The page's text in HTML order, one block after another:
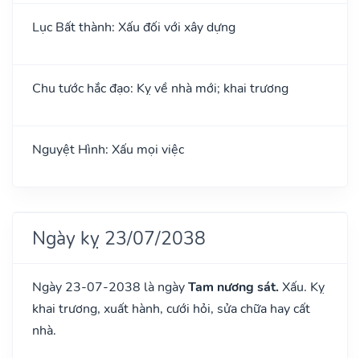
Lục Bất thành: Xấu đối với xây dựng
Chu tước hắc đạo: Kỵ về nhà mới; khai trương
Nguyệt Hình: Xấu mọi việc
Ngày kỵ 23/07/2038
Ngày 23-07-2038 là ngàyTam nương sát. Xấu. Kỵ
khai trương, xuất hành, cưới hỏi, sửa chữa hay cất
nhà.